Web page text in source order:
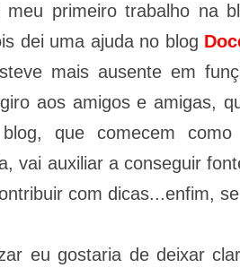
primeiro trabalho na
dei uma ajuda no blog
mais ausente em
aos amigos e amigas,
que comecem
vai auxiliar a conseguir
com dicas...enfim,
eu gostaria de deixar